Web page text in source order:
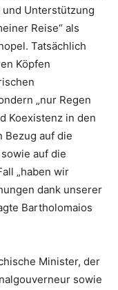
und Unterstützung
Reise“ als
Tatsächlich
Köpfen
„nur Regen
Koexistenz in den
Bezug auf die
auf die
„haben wir
dank unserer
Bartholomaios
Minister, der
sowie